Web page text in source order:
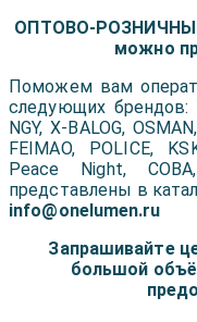
ОПТОВО-
можно
Поможем вам
следующих
NGY, X-BALOG,
FEIMAO, POLICE,
Peace Night,
представлены в
info@onelumen.ru
Запрашивайте
большой